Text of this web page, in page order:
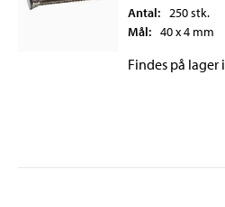
Antal: 250stk.
Mål: 40 x 4 mm
Findes på lager i